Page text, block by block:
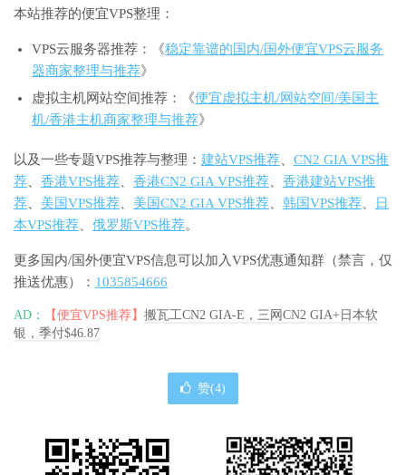
本站推荐的便宜VPS整理：
VPS云服务器推荐：《稳定靠谱的国内/国外便宜VPS云服务
器商家整理与推荐》
虚拟主机网站空间推荐：《便宜虚拟主机/网站空间/美国主
机/香港主机商家整理与推荐》
以及一些专题VPS推荐与整理： 建站VPS推荐
CN2 GIA VPS推
荐
香港VPS推荐 香港CN2 GIA VPS推荐
香港建站VPS推
荐
美国VPS推荐 美国CN2 GIA VPS推荐 韩国VPS推荐
日
本VPS推荐
俄罗斯VPS推荐。
更多国内/国外便宜VPS信息可以加入VPS优惠通知群（禁言，仅
推送优惠）： 1035854666
AD： 【便宜VPS推荐】 搬瓦工CN2 GIA-E，三网CN2 GIA+日本软
银，季付$46.87
赞(4)